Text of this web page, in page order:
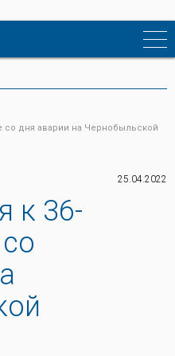
со дня аварии на Чернобыльской
к 36-
25.04.2022